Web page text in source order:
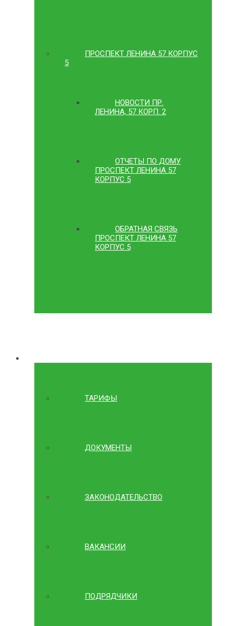
ПРОСПЕКТ ЛЕНИНА 57 КОРПУС
5
НОВОСТИ ПР.
ЛЕНИНА, 57 КОРП. 2
ОТЧЕТЫ ПО ДОМУ
ПРОСПЕКТ ЛЕНИНА 57
КОРПУС 5
ОБРАТНАЯ СВЯЗЬ
ПРОСПЕКТ ЛЕНИНА 57
КОРПУС 5
ТАРИФЫ
ДОКУМЕНТЫ
ЗАКОНОДАТЕЛЬСТВО
ВАКАНСИИ
ПОДРЯДЧИКИ